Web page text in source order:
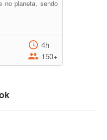
no planeta, sendo
4h
150+